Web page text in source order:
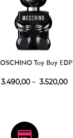
Toy Boy EDP
3.490,00 – 3.520,00